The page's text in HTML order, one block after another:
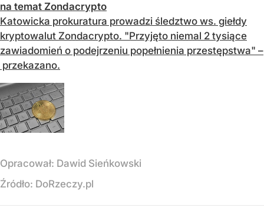
na temat Zondacrypto
Katowicka prokuratura prowadzi śledztwo ws. giełdy
kryptowalut Zondacrypto. "Przyjęto niemal 2 tysiące
zawiadomień o podejrzeniu popełnienia przestępstwa" –
przekazano.
Opracował: Dawid Sieńkowski
Źródło: DoRzeczy.pl